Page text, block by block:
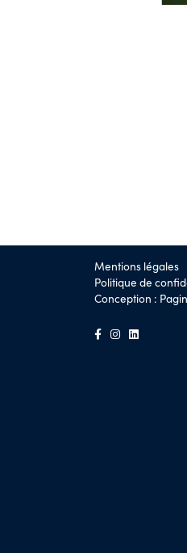
Mentions légales
Politique de
Conception :